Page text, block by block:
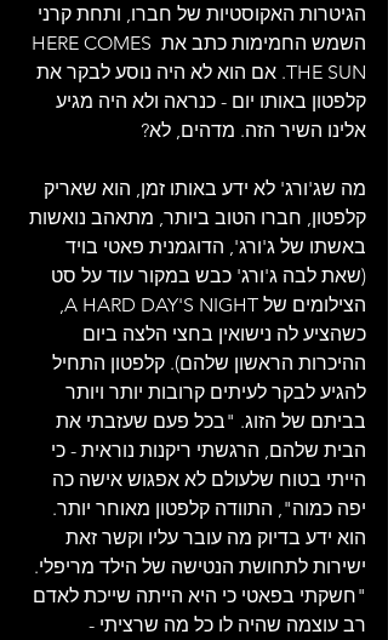
הגיטרות האקוסטיות של חברו, ותחת קרני
השמש החמימות כתב את HERE COMES
THE SUN. אם הוא לא היה נוסע לבקר את
קלפטון באותו יום - כנראה ולא היה מגיע
אלינו השיר הזה. מדהים, לא?
מה שג'ורג' לא ידע באותו זמן, הוא שאריק
קלפטון, חברו הטוב ביותר, מתאהב נואשות
באשתו של ג'ורג', הדוגמנית פאטי בויד
(שאת לבה ג'ורג' כבש במקור עוד על סט
כשהציע לה נישואין בחצי הלצה ביום
ההיכרות הראשון שלהם). קלפטון התחיל
להגיע לבקר לעיתים קרובות יותר ויותר
בביתם של הזוג. "בכל פעם שעזבתי את
הבית שלהם, הרגשתי ריקנות נוראית - כי
הייתי בטוח שלעולם לא אפגוש אישה כה
יפה כמוה", התוודה קלפטון מאוחר יותר.
הוא ידע בדיוק מה עובר עליו וקשר זאת
ישירות לתחושת הנטישה של הילד מריפלי.
"חשקתי בפאטי כי היא הייתה שייכת לאדם
רב עוצמה שהיה לו כל מה שרציתי -